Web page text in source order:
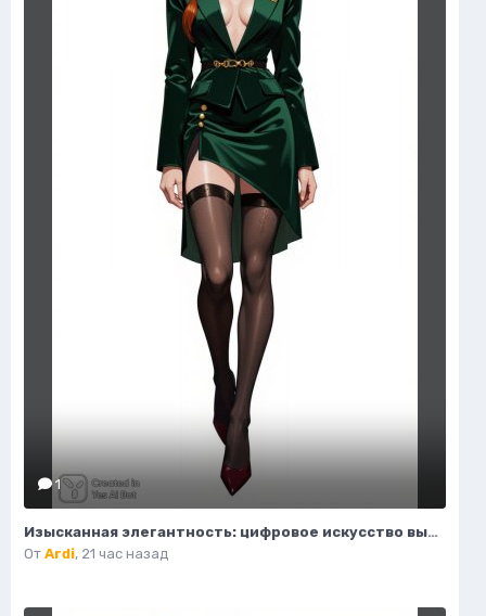
1
Изысканная элегантность: цифровое искусство высокой моды. Генерация из нейросети Flux 1
От Ardi, 21 час назад